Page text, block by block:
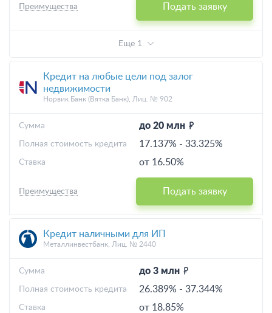
Подать заявку
Преимущества
Еще 1
Кредит на любые цели под залог
недвижимости
Норвик Банк (Вятка Банк), Лиц. № 902
до 20 млн
Cумма
17.137% - 33.325%
Полная стоимость кредита
от 16.50%
Ставка
Подать заявку
Преимущества
Кредит наличными для ИП
Металлинвестбанк, Лиц. № 2440
до 3 млн
Cумма
26.389% - 37.344%
Полная стоимость кредита
от 18.85%
Ставка